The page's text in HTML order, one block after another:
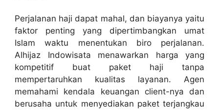
Perjalanan haji dapat mahal, dan biayanya yaitu
faktor penting yang dipertimbangkan umat
Islam waktu menentukan biro perjalanan.
Alhijaz Indowisata menawarkan harga yang
kompetitif buat paket haji tanpa
mempertaruhkan kualitas layanan. Agen
memahami kendala keuangan client-nya dan
berusaha untuk menyediakan paket terjangkau